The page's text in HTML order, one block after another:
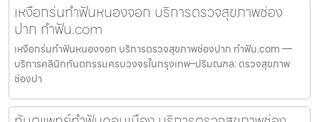
เหงือกร่นทำฟันหนองจอก บริการตรวจสุขภาพช่อง
ปาก ทำฟัน.com
เหงือกร่นทำฟันหนองจอก บริการตรวจสุขภาพช่องปาก ทำฟัน.com —
บริการคลินิกทันตกรรมครบวงจรในกรุงเทพ–ปริมณฑล: ตรวจสุขภาพ
ช่องปา